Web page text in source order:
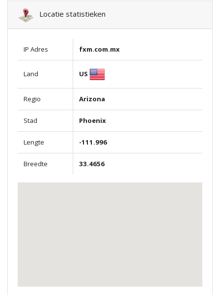
Locatie statistieken
IP Adres fxm.com.mx
Land US
Regio Arizona
Stad Phoenix
Lengte -111.996
Breedte 33.4656